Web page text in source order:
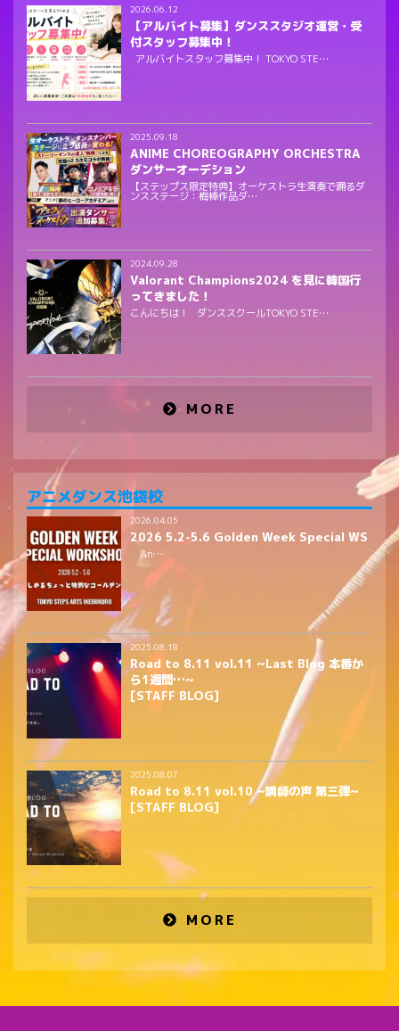
2026.06.12
【アルバイト募集】ダンススタジオ運営・受
付スタッフ募集中！
アルバイトスタッフ募集中！ TOKYO STE…
2025.09.18
ANIME CHOREOGRAPHY ORCHESTRA
ダンサーオーデション
【ステップス限定特典】オーケストラ生演奏で踊るダ
ンスステージ：梅棒作品ダ…
2024.09.28
Valorant Champions2024 を見に韓国行
ってきました！
こんにちは！ ダンススクールTOKYO STE…
MORE
アニメダンス池袋校
2026.04.05
2026 5.2-5.6 Golden Week Special WS
&n…
2025.08.18
Road to 8.11 vol.11 ~Last Blog 本番か
ら1週間…~
[STAFF BLOG]
2025.08.07
Road to 8.11 vol.10 ~講師の声 第三弾~
[STAFF BLOG]
MORE